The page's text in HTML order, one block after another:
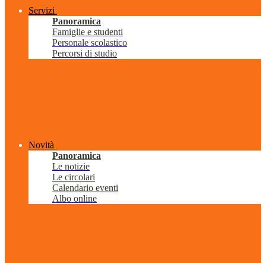
Servizi
Panoramica
Famiglie e studenti
Personale scolastico
Percorsi di studio
Novità
Panoramica
Le notizie
Le circolari
Calendario eventi
Albo online